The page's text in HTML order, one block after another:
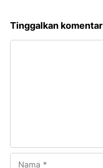
c
e
a
t
Tinggalkan komentar